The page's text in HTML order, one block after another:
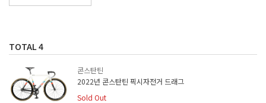
TOTAL4
콘스탄틴
2022년 콘스탄틴 픽시자전거 드래그
Sold Out